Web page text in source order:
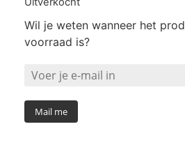
€ 19,95.€ 18,95.
Wil je weten wanneer het
voorraad is?
Mail me